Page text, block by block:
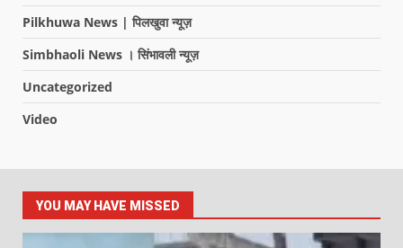
Pilkhuwa News | पिलखुवा न्यूज़
Simbhaoli News । सिंभावली न्यूज़
Uncategorized
Video
YOU MAY HAVE MISSED